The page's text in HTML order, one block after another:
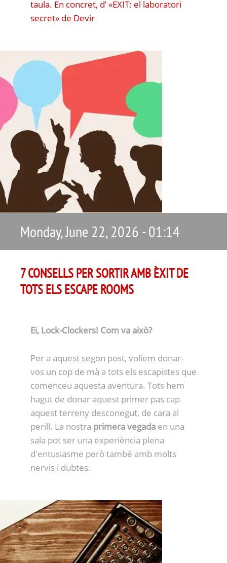
taula. En concret, d’ «EXIT: el laboratori
secret» de Devir
Monday, June 22, 2026 - 01:14
7 CONSELLS PER SORTIR AMB ÈXIT DE
TOTS ELS ESCAPE ROOMS
Ei, Lock-Clockers! Com va això?
Per a aquest segon post, volíem donar-
vos un cop de mà a tots els escapistes que
comenceu aquesta aventura. Tots hem
hagut de donar aquest primer pas cap
aquest terreny desconegut, de cara al
perill. La nostra primera vegada en una
sala pot ser una experiència plena
d'entusiasme però també amb molts
nervis i dubtes.